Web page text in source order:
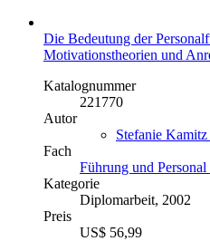
Die Bedeutung der
Motivationstheorien und
Katalognummer
221770
Autor
Stefanie
Fach
Führung und
Kategorie
Diplomarbeit, 2002
Preis
US$ 56,99